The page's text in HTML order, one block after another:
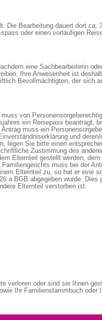
Die Bearbeitung dauert dort ca.
oder einen vorläufigen
eine Sachbearbeiterin
Ihre Anwesenheit ist
Bevollmächtigten, der sich
von
ein Reisepass beantragt,
muss ein
und
legen Sie bitte einen
Zustimmung des
Elternteil gestellt werden,
muss bei der
Elternteil zu, so hat er eine
a BGB abgegeben wurde. Dies
Elternteil verstorben ist.
verloren oder sind sie Ihnen
Ihr Familienstammbuch oder